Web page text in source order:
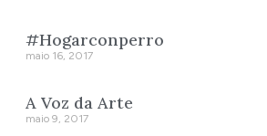
#Hogarconperro
maio 16, 2017
A Voz da Arte
maio 9, 2017